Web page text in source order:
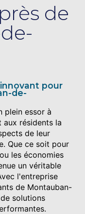
de
pour
de-
plein essor à
résidents la
de leur
Que ce soit pour
les économies
un véritable
l'entreprise
de Montauban-
solutions